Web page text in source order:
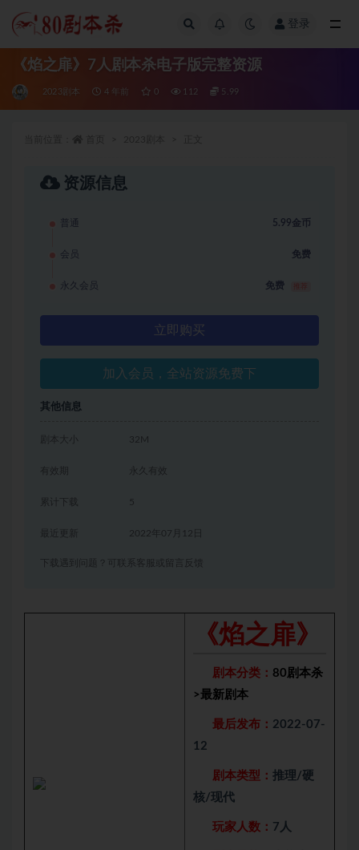
登录
《焰之扉》7人剧本杀电子版完整资源
2023剧本 4 年前 0 112 5.99
资源信息
普通 5.99金币
会员 免费
永久会员 免费
立即购买
加入会员，全站资源免费下
其他信息
剧本大小 32M
有效期 永久有效
累计下载 5
2022年07月12日
下载遇到问题？可联系客服或留言反馈
《焰之扉》
剧本分类： 80剧本杀
>最新剧本
最后发布： 2022-07-
12
剧本类型： 推理/硬
核/现代
玩家人数： 7人